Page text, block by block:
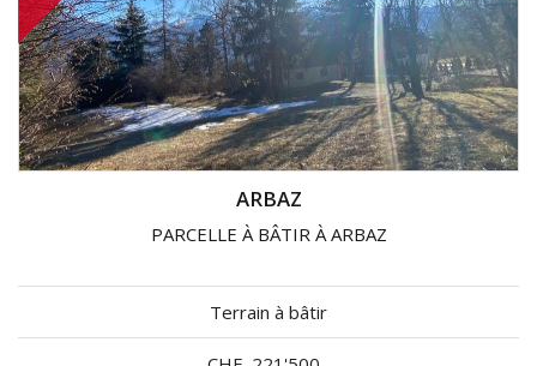
ARBAZ
PARCELLE À BÂTIR À ARBAZ
Terrain à bâtir